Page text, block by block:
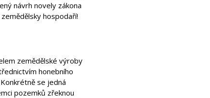
návrh novely zákona
hospodaří!
zemědělské výroby
honebního
se jedná
pozemků zřeknou